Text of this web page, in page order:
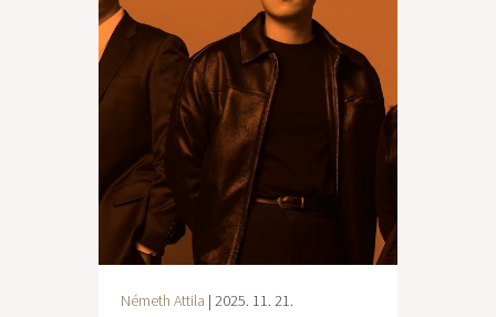
Németh Attila | 2025. 11. 21.